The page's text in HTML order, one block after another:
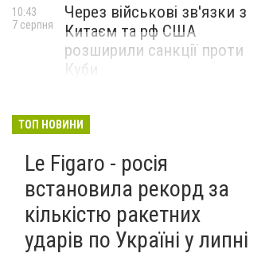
Через військові зв'язки з
Китаєм та рф США
розширили санкції проти
Куби
10:43
7 серпня
ТОП НОВИНИ
Le Figaro - росія
встановила рекорд за
кількістю ракетних
ударів по Україні у липні